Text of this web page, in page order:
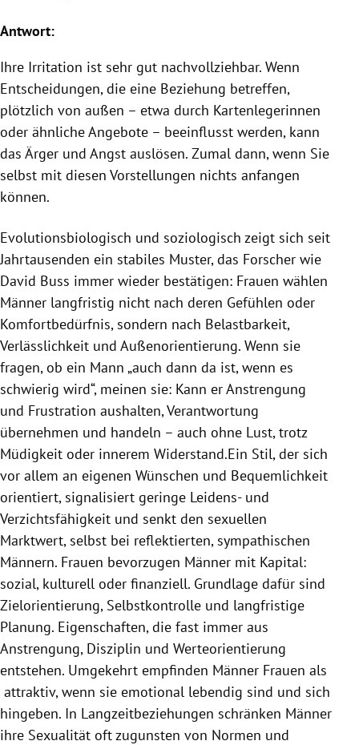
Antwort:
Ihre Irritation ist sehr gut nachvollziehbar. Wenn
Entscheidungen, die eine Beziehung betreffen,
plötzlich von außen – etwa durch Kartenlegerinnen
oder ähnliche Angebote – beeinflusst werden, kann
das Ärger und Angst auslösen. Zumal dann, wenn Sie
selbst mit diesen Vorstellungen nichts anfangen
können.
Evolutionsbiologisch und soziologisch zeigt sich seit
Jahrtausenden ein stabiles Muster, das Forscher wie
David Buss immer wieder bestätigen: Frauen wählen
Männer langfristig nicht nach deren Gefühlen oder
Komfortbedürfnis, sondern nach Belastbarkeit,
Verlässlichkeit und Außenorientierung. Wenn sie
fragen, ob ein Mann „auch dann da ist, wenn es
schwierig wird“, meinen sie: Kann er Anstrengung
und Frustration aushalten, Verantwortung
übernehmen und handeln – auch ohne Lust, trotz
Müdigkeit oder innerem Widerstand.Ein Stil, der sich
vor allem an eigenen Wünschen und Bequemlichkeit
orientiert, signalisiert geringe Leidens- und
Verzichtsfähigkeit und senkt den sexuellen
Marktwert, selbst bei reflektierten, sympathischen
Männern. Frauen bevorzugen Männer mit Kapital:
sozial, kulturell oder finanziell. Grundlage dafür sind
Zielorientierung, Selbstkontrolle und langfristige
Planung. Eigenschaften, die fast immer aus
Anstrengung, Disziplin und Werteorientierung
entstehen. Umgekehrt empfinden Männer Frauen als
attraktiv, wenn sie emotional lebendig sind und sich
hingeben. In Langzeitbeziehungen schränken Männer
ihre Sexualität oft zugunsten von Normen und